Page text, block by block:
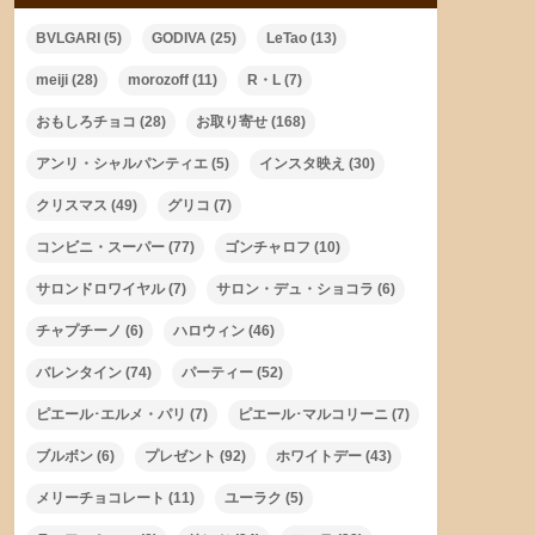
BVLGARI (5) GODIVA (25) LeTao (13)
meiji (28) morozoff (11) R・L (7)
おもしろチョコ (28) お取り寄せ (168)
アンリ・シャルパンティエ (5) インスタ映え (30)
クリスマス (49) グリコ (7)
コンビニ・スーパー (77) ゴンチャロフ (10)
サロンドロワイヤル(7) サロン・デュ・ショコラ (6)
チャプチーノ (6) ハロウィン (46)
バレンタイン (74) パーティー (52)
ピエール･エルメ・パリ (7) ピエール･マルコリーニ (7)
ブルボン (6) プレゼント (92) ホワイトデー (43)
メリーチョコレート (11) ユーラク (5)